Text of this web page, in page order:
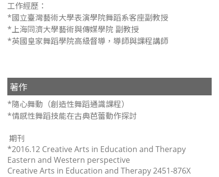
工作經歷：
*國立臺灣藝術大學表演學院舞蹈系客座副教授
*上海同濟大學藝術與傳媒學院 副教授
*英國皇家舞蹈學院高級督導，導師與課程講師
著作
*隨心舞動（創造性舞蹈通識課程）
*情感性舞蹈技能在古典芭蕾動作探討
期刊
*2016.12 Creative Arts in Education and Therapy
Eastern and Western perspective
Creative Arts in Education and Therapy 2451-876X